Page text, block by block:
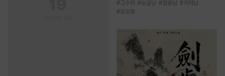
#고수위 #능글남 #절륜남 #계략남
#동양풍